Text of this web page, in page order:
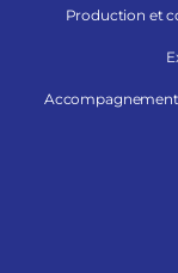
Production et